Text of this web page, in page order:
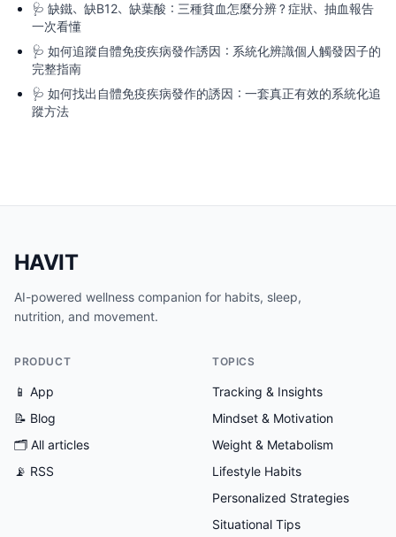
🩺 缺鐵、缺B12、缺葉酸：三種貧血怎麼分辨？症狀、抽血報告
一次看懂
🩺 如何追蹤自體免疫疾病發作誘因：系統化辨識個人觸發因子的
完整指南
🩺 如何找出自體免疫疾病發作的誘因：一套真正有效的系統化追
蹤方法
HAVIT
AI-powered wellness companion for habits, sleep,
nutrition, and movement.
PRODUCT
📱 App
📝 Blog
🗂 All articles
📡 RSS
TOPICS
Tracking & Insights
Mindset & Motivation
Weight & Metabolism
Lifestyle Habits
Personalized Strategies
Situational Tips